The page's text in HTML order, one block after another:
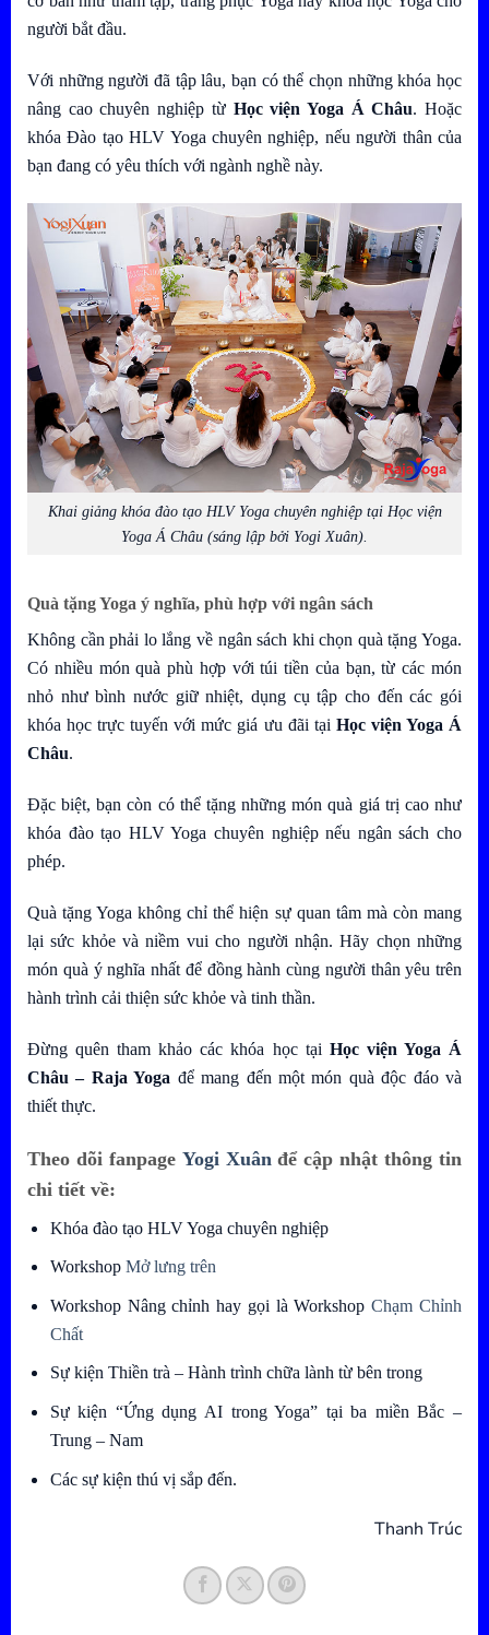
người bắt đầu.
Với những người đã tập lâu, bạn có thể chọn những khóa học
nâng cao chuyên nghiệp từ Học viện Yoga Á Châu. Hoặc
khóa Đào tạo HLV Yoga chuyên nghiệp, nếu người thân của
bạn đang có yêu thích với ngành nghề này.
Khai giảng khóa đào tạo HLV Yoga chuyên nghiệp tại Học viện
Yoga Á Châu (sáng lập bởi Yogi Xuân).
Quà tặng Yoga ý nghĩa, phù hợp với ngân sách
Không cần phải lo lắng về ngân sách khi chọn quà tặng Yoga.
Có nhiều món quà phù hợp với túi tiền của bạn, từ các món
nhỏ như bình nước giữ nhiệt, dụng cụ tập cho đến các gói
khóa học trực tuyến với mức giá ưu đãi tại Học viện Yoga Á
Châu.
Đặc biệt, bạn còn có thể tặng những món quà giá trị cao như
khóa đào tạo HLV Yoga chuyên nghiệp nếu ngân sách cho
phép.
Quà tặng Yoga không chỉ thể hiện sự quan tâm mà còn mang
lại sức khỏe và niềm vui cho người nhận. Hãy chọn những
món quà ý nghĩa nhất để đồng hành cùng người thân yêu trên
hành trình cải thiện sức khỏe và tinh thần.
Đừng quên tham khảo các khóa học tại Học viện Yoga Á
Châu – Raja Yoga để mang đến một món quà độc đáo và
thiết thực.
Theo dõi fanpage Yogi Xuânđể cập nhật thông tin
chi tiết về:
Khóa đào tạo HLV Yoga chuyên nghiệp
Workshop Mở lưng trên
Workshop Nâng chỉnh hay gọi là WorkshopChạm Chỉnh
Chất
Sự kiện Thiền trà – Hành trình chữa lành từ bên trong
Sự kiện “Ứng dụng AI trong Yoga” tại ba miền Bắc –
Trung – Nam
Các sự kiện thú vị sắp đến.
Thanh Trúc